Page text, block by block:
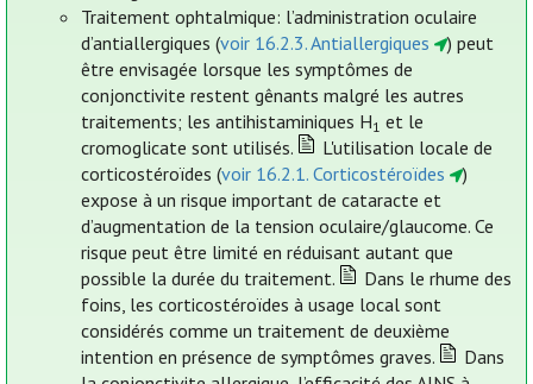
Traitement ophtalmique: l’administration oculaire
d’antiallergiques (voir 16.2.3. Antiallergiques
) peut
être envisagée lorsque les symptômes de
conjonctivite restent gênants malgré les autres
traitements; les antihistaminiques H1 et le
cromoglicate sont utilisés.
L'utilisation locale de
corticostéroïdes (voir 16.2.1. Corticostéroïdes
)
expose à un risque important de cataracte et
d’augmentation de la tension oculaire/glaucome. Ce
risque peut être limité en réduisant autant que
possible la durée du traitement.
Dans le rhume des
foins, les corticostéroïdes à usage local sont
considérés comme un traitement de deuxième
intention en présence de symptômes graves.
Dans